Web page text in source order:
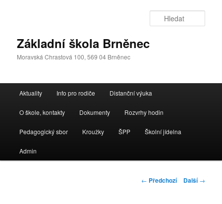
Základní škola Brněnec
Moravská Chrastová 100, 569 04 Brněnec
navigační
Aktuality Info pro rodiče Distanční výuka
O škole, kontakty Dokumenty Rozvrhy hodin
Pedagogický sbor Kroužky ŠPP Školní jídelna
Admin
Navigace
← Předchozí Další→